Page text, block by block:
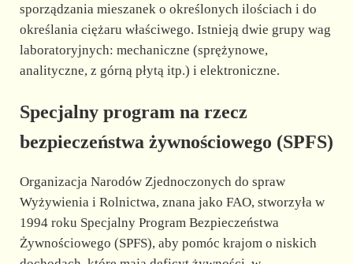
sporządzania mieszanek o określonych ilościach i do
określania ciężaru właściwego. Istnieją dwie grupy wag
laboratoryjnych: mechaniczne (sprężynowe,
analityczne, z górną płytą itp.) i elektroniczne.
Specjalny program na rzecz
bezpieczeństwa żywnościowego (SPFS)
Organizacja Narodów Zjednoczonych do spraw
Wyżywienia i Rolnictwa, znana jako FAO, stworzyła w
1994 roku Specjalny Program Bezpieczeństwa
Żywnościowego (SPFS), aby pomóc krajom o niskich